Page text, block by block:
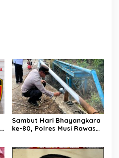
Sambut Hari Bhayangkara
ke-80, Polres Musi Rawas
Jayaloka